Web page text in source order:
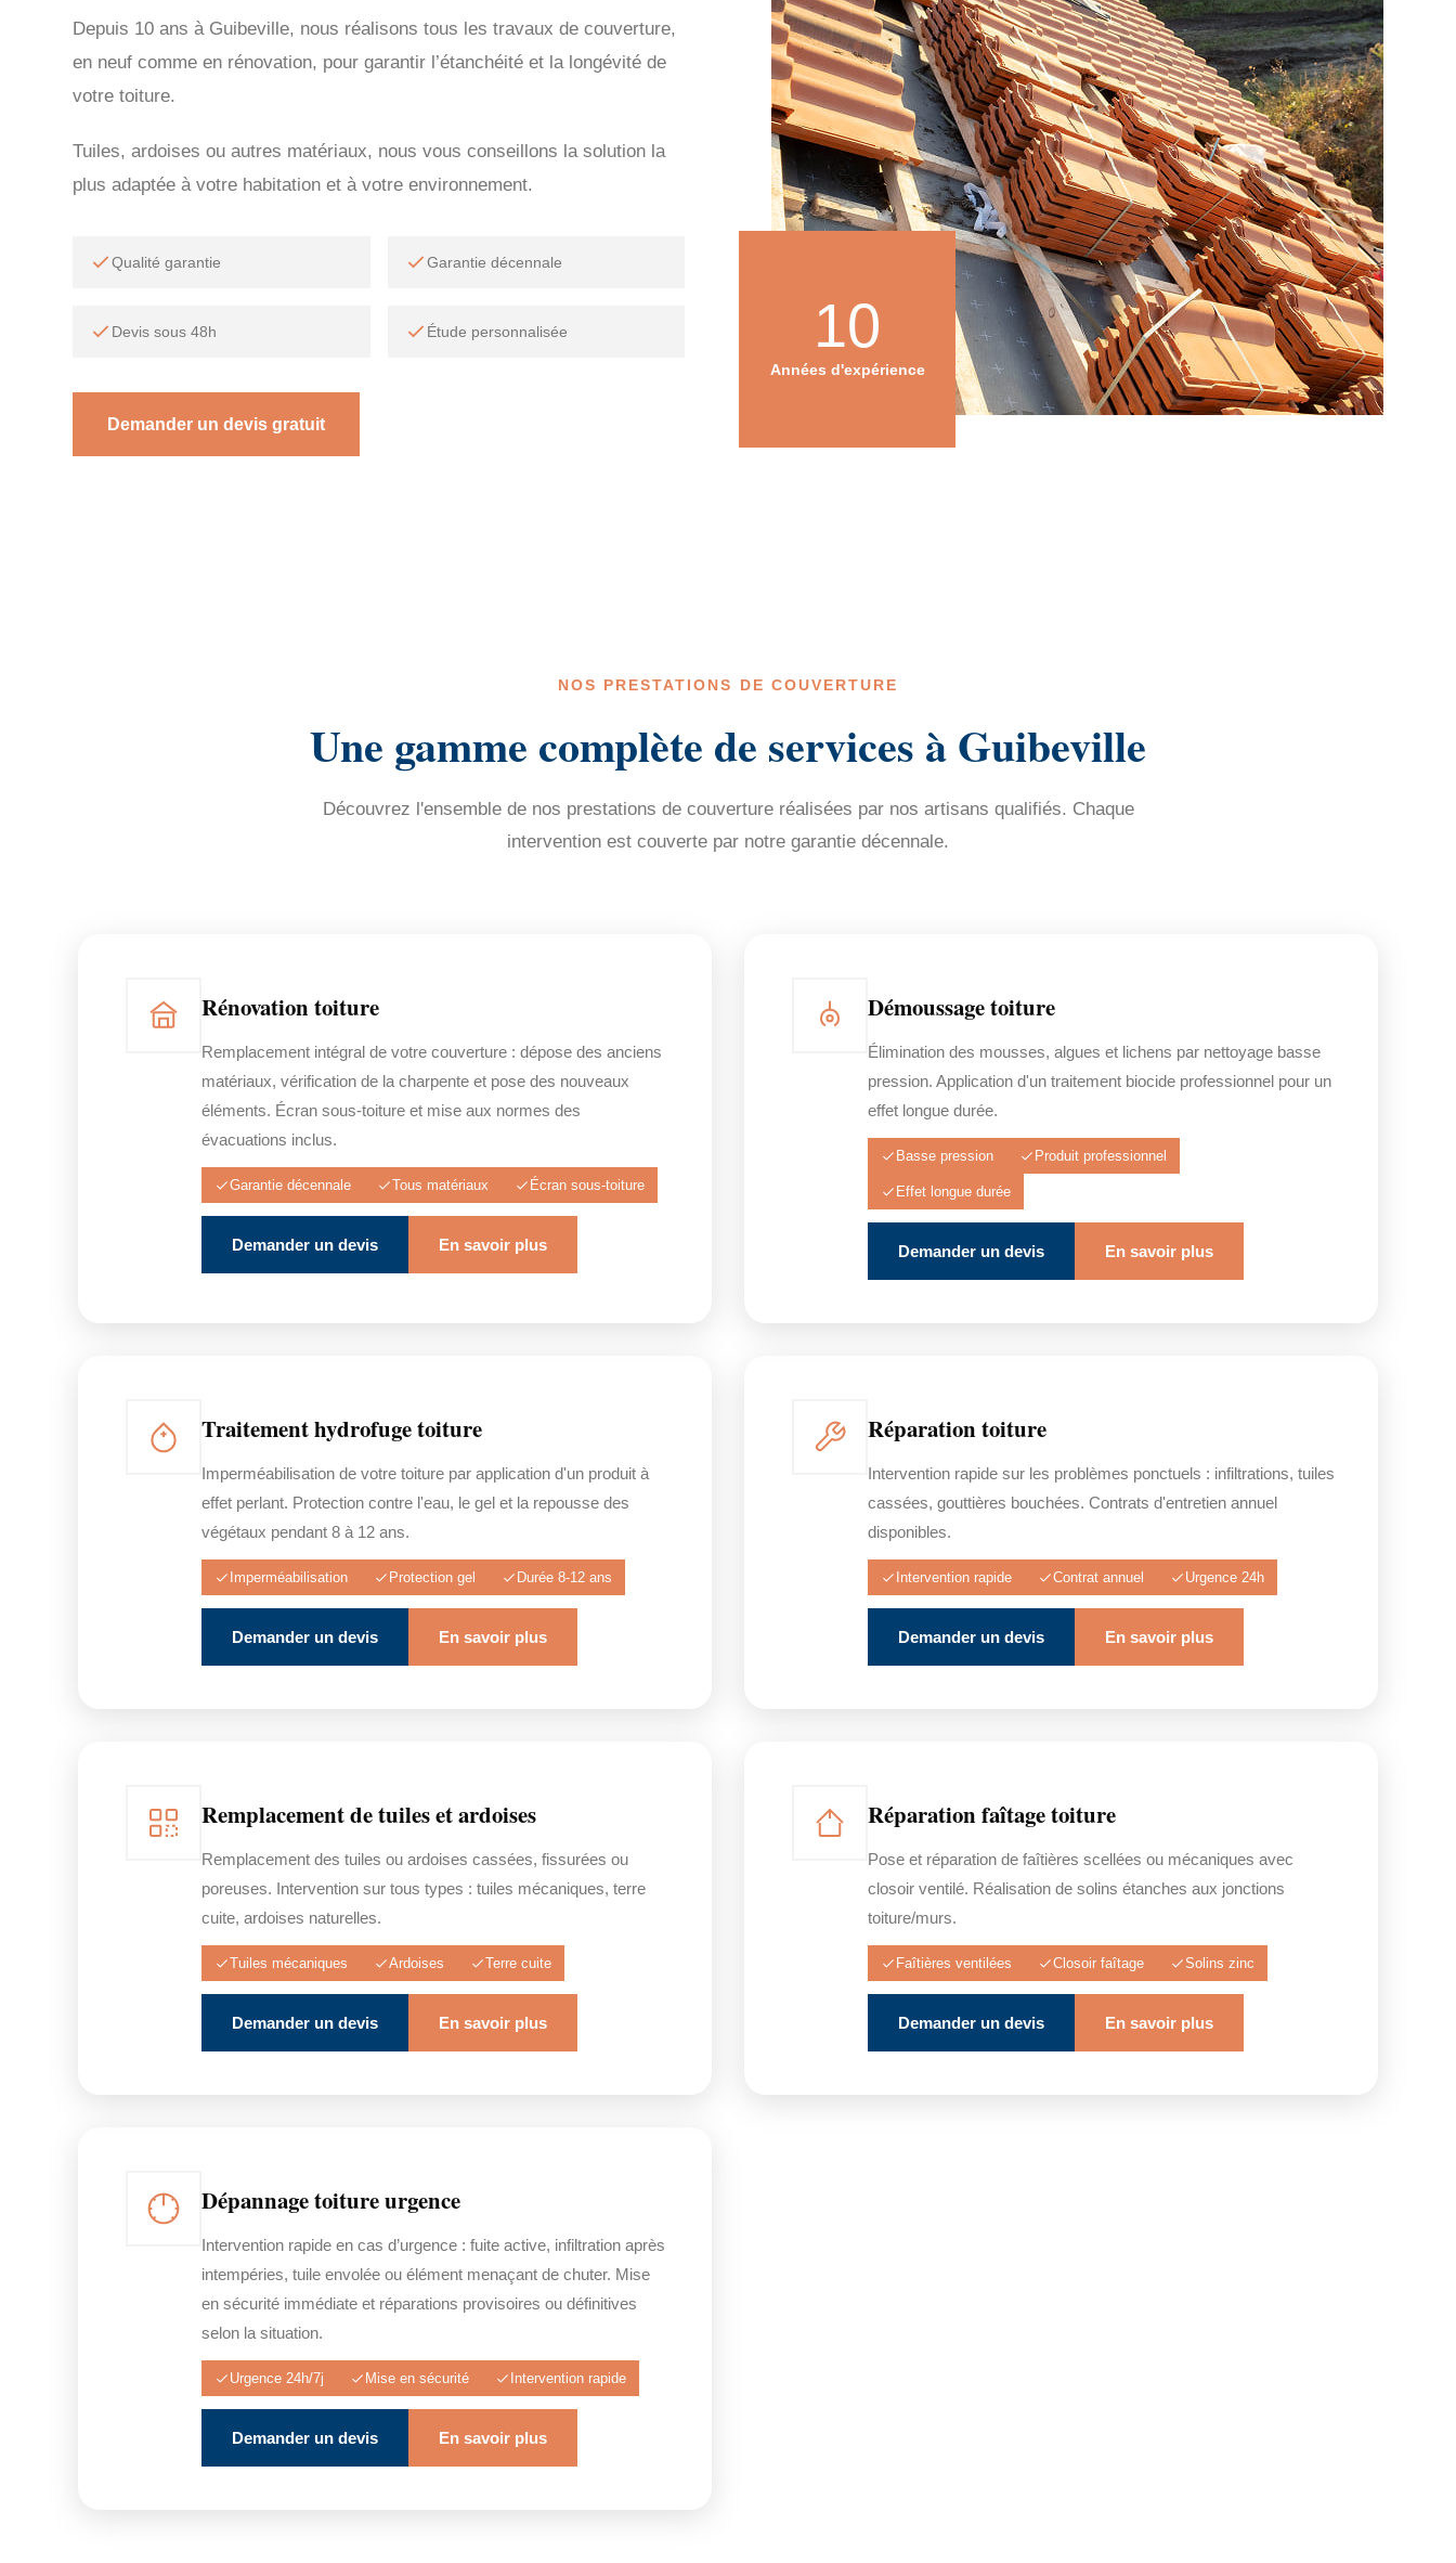
Depuis 10 ans à Guibeville, nous réalisons tous les travaux de couverture,
en neuf comme en rénovation, pour garantir l’étanchéité et la longévité de
votre toiture.
Tuiles, ardoises ou autres matériaux, nous vous conseillons la solution la
plus adaptée à votre habitation et à votre environnement.
Qualité garantie Garantie décennale
Devis sous 48h Étude personnalisée
Demander un devis gratuit
10
Années d'expérience
NOS PRESTATIONS DE COUVERTURE
Une gamme complète de services à Guibeville
Découvrez l'ensemble de nos prestations de couverture réalisées par nos artisans qualifiés. Chaque
intervention est couverte par notre garantie décennale.
Rénovation toiture
Remplacement intégral de votre couverture : dépose des anciens
matériaux, vérification de la charpente et pose des nouveaux
éléments. Écran sous-toiture et mise aux normes des
évacuations inclus.
Garantie décennale Tous matériaux Écran sous-toiture
Demander un devis En savoir plus
Démoussage toiture
Élimination des mousses, algues et lichens par nettoyage basse
pression. Application d'un traitement biocide professionnel pour un
effet longue durée.
Basse pression Produit professionnel
Effet longue durée
Demander un devis En savoir plus
Traitement hydrofuge toiture
Imperméabilisation de votre toiture par application d'un produit à
effet perlant. Protection contre l'eau, le gel et la repousse des
végétaux pendant 8 à 12 ans.
Imperméabilisation Protection gel Durée 8-12 ans
Demander un devis En savoir plus
Réparation toiture
Intervention rapide sur les problèmes ponctuels : infiltrations, tuiles
cassées, gouttières bouchées. Contrats d'entretien annuel
disponibles.
Intervention rapide Contrat annuel Urgence 24h
Demander un devis En savoir plus
Remplacement de tuiles et ardoises
Remplacement des tuiles ou ardoises cassées, fissurées ou
poreuses. Intervention sur tous types : tuiles mécaniques, terre
cuite, ardoises naturelles.
Tuiles mécaniques Ardoises Terre cuite
Demander un devis En savoir plus
Réparation faîtage toiture
Pose et réparation de faîtières scellées ou mécaniques avec
closoir ventilé. Réalisation de solins étanches aux jonctions
toiture/murs.
Faîtières ventilées Closoir faîtage Solins zinc
Demander un devis En savoir plus
Dépannage toiture urgence
Intervention rapide en cas d’urgence : fuite active, infiltration après
intempéries, tuile envolée ou élément menaçant de chuter. Mise
en sécurité immédiate et réparations provisoires ou définitives
selon la situation.
Urgence 24h/7j Mise en sécurité Intervention rapide
Demander un devis En savoir plus